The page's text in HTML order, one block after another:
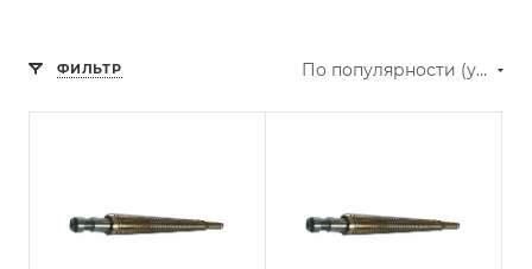
ФИЛЬТР По популярности (убывание)